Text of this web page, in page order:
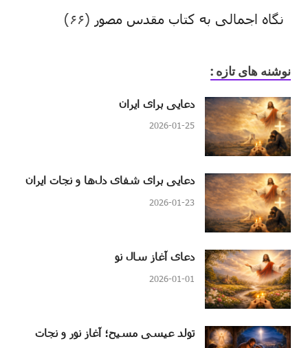
نگاه اجمالی به کتاب مقدس مصور (۶۶)
نوشنه های تازه :
دعایی برای ایران
2026-01-25
دعایی برای شفای دل‌ها و نجات ایران
2026-01-23
دعای آغاز سال نو
2026-01-01
تولد عیسی مسیح؛ آغاز نور و نجات